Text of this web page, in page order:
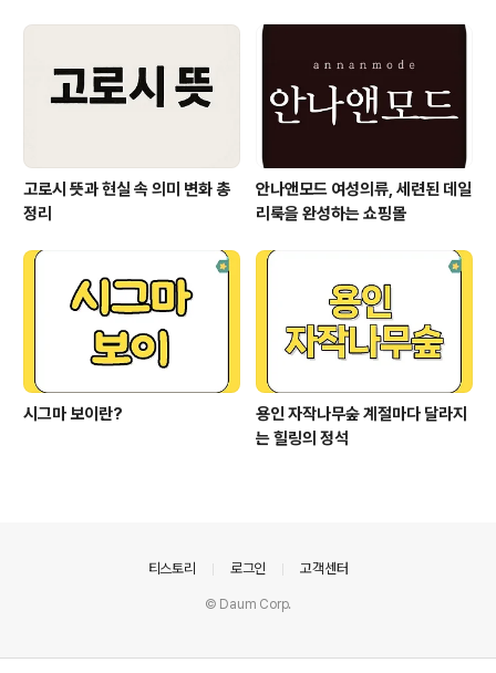
고로시 뜻과 현실 속 의미 변화 총
정리
안나앤모드 여성의류, 세련된 데일
리룩을 완성하는 쇼핑몰
시그마 보이란?
용인 자작나무숲 계절마다 달라지
는 힐링의 정석
티스토리 로그인 고객센터
© Daum Corp.